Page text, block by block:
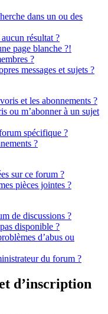
dans un ou des
résultat ?
page blanche ?!
?
messages et sujets ?
et les abonnements ?
ou m’abonner à un sujet
spécifique ?
?
sur ce forum ?
pièces jointes ?
de discussions ?
disponible ?
d’abus ou
du forum ?
d’inscription